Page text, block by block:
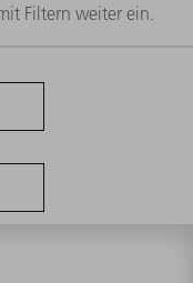
Filtern weiter ein.